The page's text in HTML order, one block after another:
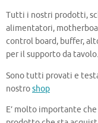
Tutti i nostri prodotti,
alimentatori,
control board, buffer,
per il supporto da tavolo.
Sono tutti provati e
nostroshop
E’ molto importante